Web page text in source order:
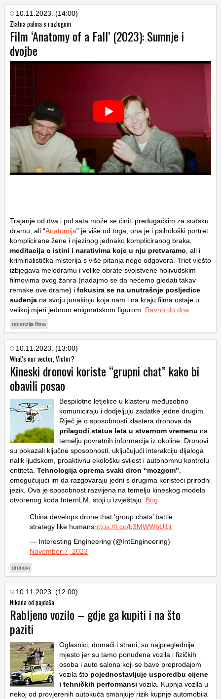
10.11.2023. (14:00)
Zlatna palma s razlogom
Film ‘Anatomy of a Fall’ (2023): Sumnje i
dvojbe
Trajanje od dva i pol sata može se činiti predugačkim za sudsku
dramu, ali “Anatomija” je više od toga, ona je i psihološki portret
komplicirane žene i njezinog jednako kompliciranog braka,
meditacija o istini i narativima koje u nju pretvaramo, ali i
kriminalistička misterija s više pitanja nego odgovora. Triet vješto
izbjegava melodramu i velike obrate svojstvene holivudskim
filmovima ovog žanra (nadajmo se da nećemo gledati takav
remake ove drame) i fokusira se na unutrašnje posljedice
suđenja na svoju junakinju koja nam i na kraju filma ostaje u
velikoj mjeri jednom enigmatskom figurom. Ravno do dna
recenzija filma
10.11.2023. (13:00)
What's our vector, Victor?
Kineski dronovi koriste “grupni chat” kako bi
obavili posao
Bespilotne letjelice u klasteru međusobno
komuniciraju i dodjeljuju zadatke jedne drugim.
Riječ je o sposobnosti klastera dronova da
prilagodi status leta u stvarnom vremenu na
temelju povratnih informacija iz okoline. Dronovi
su pokazali ključne sposobnosti, uključujući interakciju dijaloga
nalik ljudskom, proaktivnu ekološku svijest i autonomnu kontrolu
entiteta. Tehnologija oprema svaki dron “mozgom”,
omogućujući im da razgovaraju jedni s drugima koristeći prirodni
jezik. Ova je sposobnost razvijena na temelju kineskog modela
otvorenog koda InternLM, stoji u izvještaju. Bug
China develops drone that ‘group chats’ battle
strategy like humanshttps://t.co/b3MWWbU1it
— Interesting Engineering (@IntEngineering)
November 7, 2023
dronovi
10.11.2023. (12:00)
Nikada od pajdaša
Rabljeno vozilo – gdje ga kupiti i na što
paziti
Oglasnici, domaći i strani, su najpreglednije
mjesto jer su tamo ponuđena vozila i fizičkih
osoba i auto salona koji se bave preprodajom
vozila što pojednostavljuje usporedbu cijene
i tehničkih performansi vozila. Kupnja vozila u
nekoj od provjerenih autokuća smanjuje rizik kupnje automobila